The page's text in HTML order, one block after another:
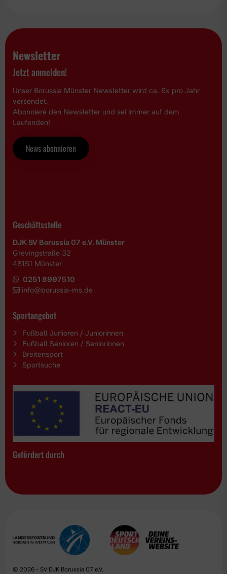
Newsletter
Jetzt anmelden!
Unser Borussia Münster Newsletter wird ca. 6x pro Jahr
versendet.
Abonniere den Newsletter und sei immer auf dem
Laufenden!
News abonnieren
Geschäftsstelle
DJK SV Borussia 07 e.V. Münster
Grevingstraße 32
48151 Münster
0251 8997510
info@borussia-ms.de
Sportangebot
Fußball Junioren / Juniorinnen
Fußball Senioren / Seniorinnen
Breitensport
Sportsuche
Gefördert durch
© 2026 - SV DJK Borussia 07 e.V.